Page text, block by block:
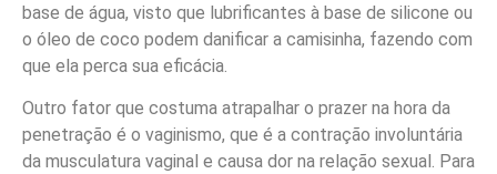
base de água, visto que lubrificantes à base de silicone ou
o óleo de coco podem danificar a camisinha, fazendo com
que ela perca sua eficácia.
Outro fator que costuma atrapalhar o prazer na hora da
penetração é o vaginismo, que é a contração involuntária
da musculatura vaginal e causa dor na relação sexual. Para